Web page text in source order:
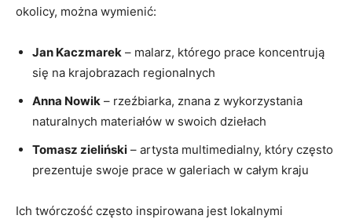
okolicy, można wymienić:
Jan Kaczmarek – malarz, którego prace koncentrują
się na krajobrazach regionalnych
Anna Nowik – rzeźbiarka, znana z wykorzystania
naturalnych materiałów w swoich dziełach
Tomasz zieliński – artysta multimedialny, który często
prezentuje swoje prace w galeriach w całym kraju
Ich twórczość często inspirowana jest lokalnymi